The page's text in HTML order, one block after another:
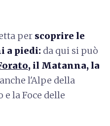
per scoprire le
a piedi: da qui si può
, il Matanna, la
l'Alpe della
la Foce delle